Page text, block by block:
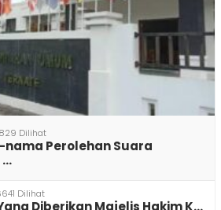
Dilihat
nama Perolehan Suara
…
Dilihat
Diberikan Majelis Hakim K…